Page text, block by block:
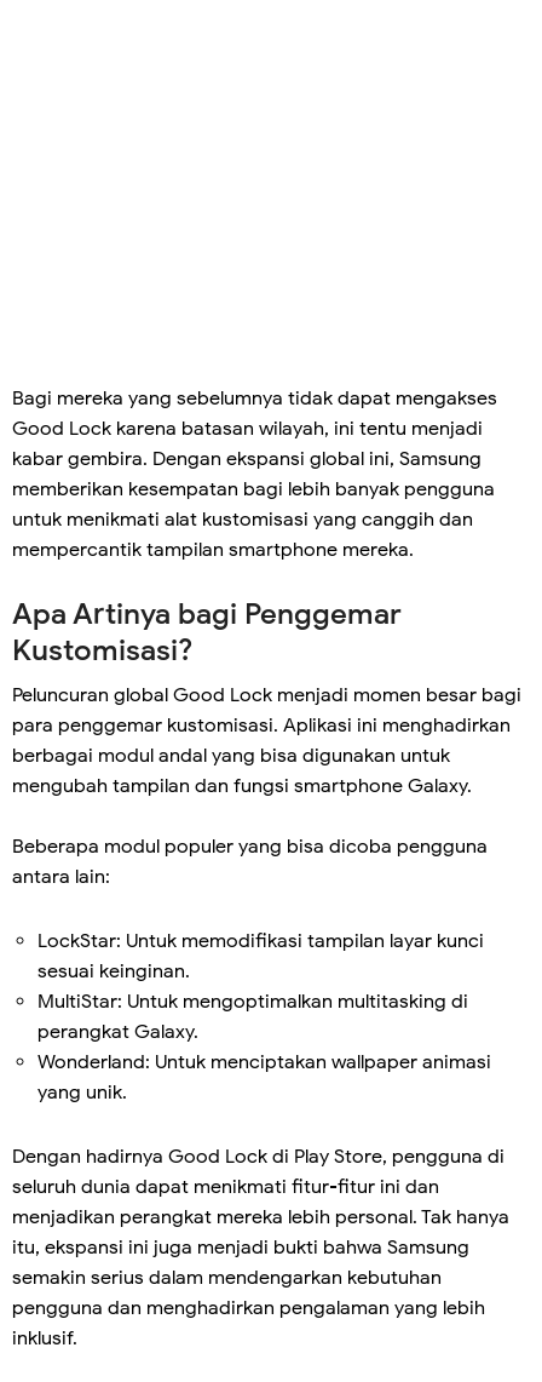
Bagi mereka yang sebelumnya tidak dapat mengakses
Good Lock karena batasan wilayah, ini tentu menjadi
kabar gembira. Dengan ekspansi global ini, Samsung
memberikan kesempatan bagi lebih banyak pengguna
untuk menikmati alat kustomisasi yang canggih dan
mempercantik tampilan smartphone mereka.
Apa Artinya bagi Penggemar
Kustomisasi?
Peluncuran global Good Lock menjadi momen besar bagi
para penggemar kustomisasi. Aplikasi ini menghadirkan
berbagai modul andal yang bisa digunakan untuk
mengubah tampilan dan fungsi smartphone Galaxy.
Beberapa modul populer yang bisa dicoba pengguna
antara lain:
LockStar: Untuk memodifikasi tampilan layar kunci
sesuai keinginan.
MultiStar: Untuk mengoptimalkan multitasking di
perangkat Galaxy.
Wonderland: Untuk menciptakan wallpaper animasi
yang unik.
Dengan hadirnya Good Lock di Play Store, pengguna di
seluruh dunia dapat menikmati fitur-fitur ini dan
menjadikan perangkat mereka lebih personal. Tak hanya
itu, ekspansi ini juga menjadi bukti bahwa Samsung
semakin serius dalam mendengarkan kebutuhan
pengguna dan menghadirkan pengalaman yang lebih
inklusif.